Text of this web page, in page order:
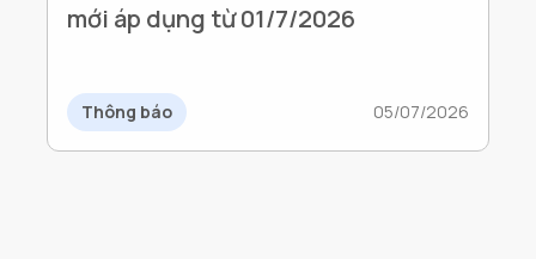
mới áp dụng từ 01/7/2026
Thông báo 05/07/2026